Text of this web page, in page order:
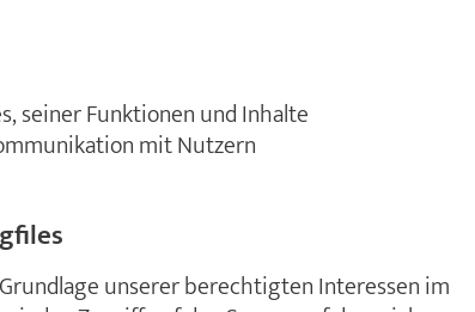
seiner Funktionen und Inhalte
mit Nutzern
unserer berechtigten Interessen im